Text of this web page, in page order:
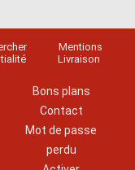
Mentions
Livraison
Bons plans
Contact
Mot de passe
perdu